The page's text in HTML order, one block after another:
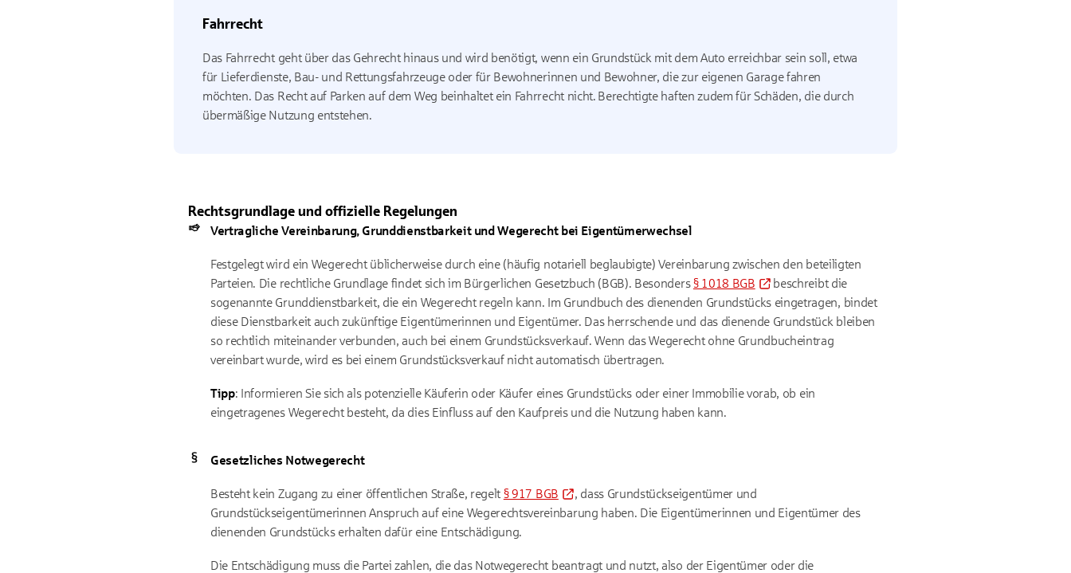
Fahrrecht
Das Fahrrecht geht über das Gehrecht hinaus und wird benötigt, wenn ein Grundstück mit dem Auto erreichbar sein soll, etwa
für Lieferdienste, Bau- und Rettungsfahrzeuge oder für Bewohnerinnen und Bewohner, die zur eigenen Garage fahren
möchten. Das Recht auf Parken auf dem Weg beinhaltet ein Fahrrecht nicht. Berechtigte haften zudem für Schäden, die durch
übermäßige Nutzung entstehen.
Rechtsgrundlage und offizielle Regelungen
Vertragliche Vereinbarung, Grunddienstbarkeit und Wegerecht bei Eigentümerwechsel
Festgelegt wird ein Wegerecht üblicherweise durch eine (häufig notariell beglaubigte) Vereinbarung zwischen den beteiligten
Parteien. Die rechtliche Grundlage findet sich im Bürgerlichen Gesetzbuch (BGB). Besonders§ 1018 BGB
beschreibt die
sogenannte Grunddienstbarkeit, die ein Wegerecht regeln kann. Im Grundbuch des dienenden Grundstücks eingetragen, bindet
diese Dienstbarkeit auch zukünftige Eigentümerinnen und Eigentümer. Das herrschende und das dienende Grundstück bleiben
so rechtlich miteinander verbunden, auch bei einem Grundstücksverkauf. Wenn das Wegerecht ohne Grundbucheintrag
vereinbart wurde, wird es bei einem Grundstücksverkauf nicht automatisch übertragen.
Tipp: Informieren Sie sich als potenzielle Käuferin oder Käufer eines Grundstücks oder einer Immobilie vorab, ob ein
eingetragenes Wegerecht besteht, da dies Einfluss auf den Kaufpreis und die Nutzung haben kann.
Gesetzliches Notwegerecht
Besteht kein Zugang zu einer öffentlichen Straße, regelt § 917 BGB
, dass Grundstückseigentümer und
Grundstückseigentümerinnen Anspruch auf eine Wegerechtsvereinbarung haben. Die Eigentümerinnen und Eigentümer des
dienenden Grundstücks erhalten dafür eine Entschädigung.
Die Entschädigung muss die Partei zahlen, die das Notwegerecht beantragt und nutzt, also der Eigentümer oder die